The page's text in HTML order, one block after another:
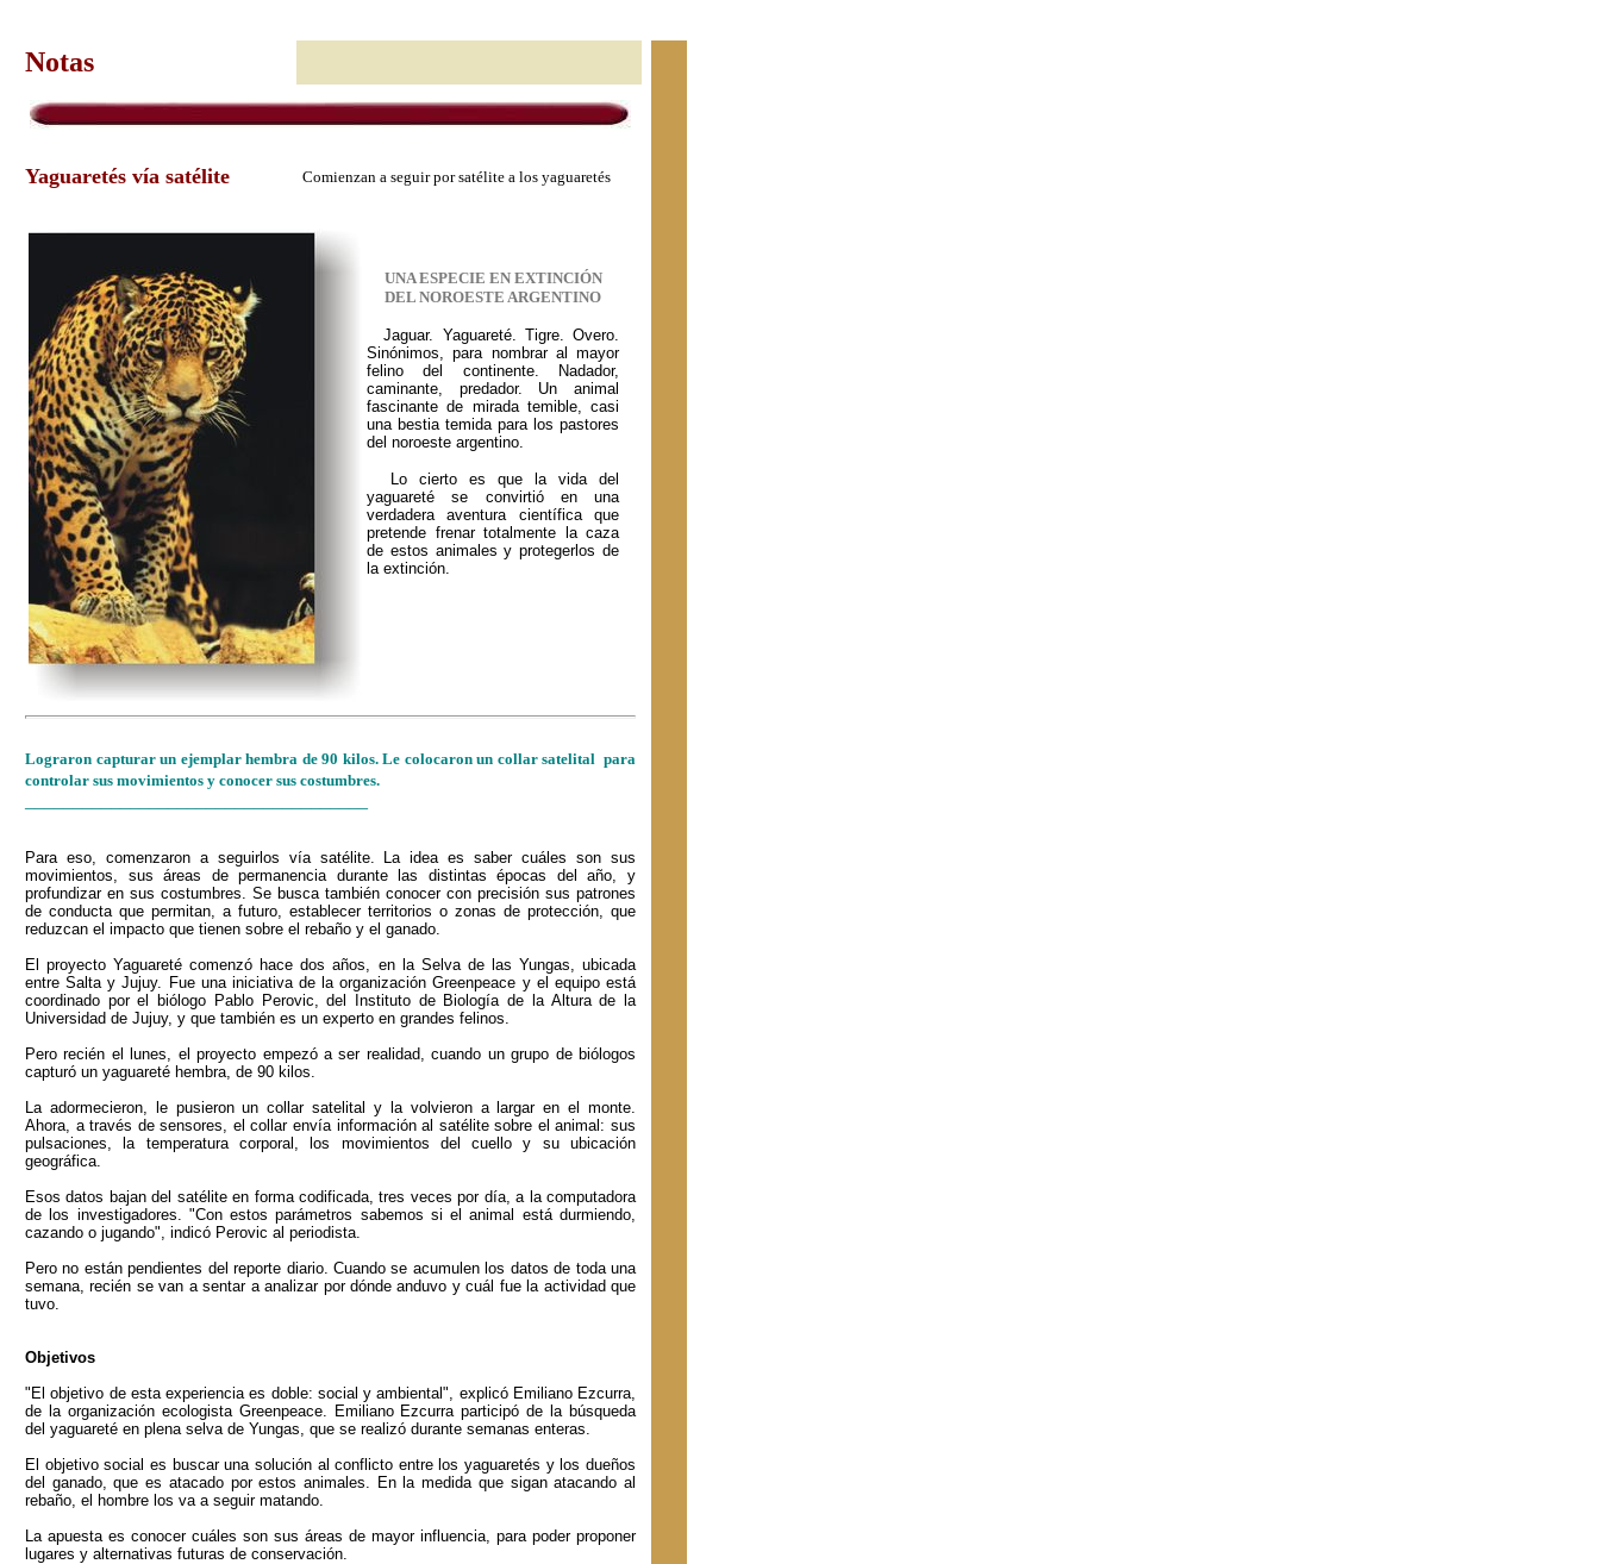
Notas
Yaguaretés vía satélite Comienzan a seguir por satélite a los yaguaretés
UNA ESPECIE EN EXTINCIÓN
DEL NOROESTE ARGENTINO
Jaguar. Yaguareté. Tigre. Overo.
Sinónimos, para nombrar al mayor
felino del continente. Nadador,
caminante, predador. Un animal
fascinante de mirada temible, casi
una bestia temida para los pastores
del noroeste argentino.
Lo cierto es que la vida del
yaguareté se convirtió en una
verdadera aventura científica que
pretende frenar totalmente la caza
de estos animales y protegerlos de
la extinción.
Lograron capturar un ejemplar hembra de 90 kilos. Le colocaron un collar satelital para
controlar sus movimientos y conocer sus costumbres.
Para eso, comenzaron a seguirlos vía satélite. La idea es saber cuáles son sus
movimientos, sus áreas de permanencia durante las distintas épocas del año, y
profundizar en sus costumbres. Se busca también conocer con precisión sus patrones
de conducta que permitan, a futuro, establecer territorios o zonas de protección, que
reduzcan el impacto que tienen sobre el rebaño y el ganado.
El proyecto Yaguareté comenzó hace dos años, en la Selva de las Yungas, ubicada
entre Salta y Jujuy. Fue una iniciativa de la organización Greenpeace y el equipo está
coordinado por el biólogo Pablo Perovic, del Instituto de Biología de la Altura de la
Universidad de Jujuy, y que también es un experto en grandes felinos.
Pero recién el lunes, el proyecto empezó a ser realidad, cuando un grupo de biólogos
capturó un yaguareté hembra, de 90 kilos.
La adormecieron, le pusieron un collar satelital y la volvieron a largar en el monte.
Ahora, a través de sensores, el collar envía información al satélite sobre el animal: sus
pulsaciones, la temperatura corporal, los movimientos del cuello y su ubicación
geográfica.
Esos datos bajan del satélite en forma codificada, tres veces por día, a la computadora
de los investigadores. "Con estos parámetros sabemos si el animal está durmiendo,
cazando o jugando", indicó Perovic al periodista.
Pero no están pendientes del reporte diario. Cuando se acumulen los datos de toda una
semana, recién se van a sentar a analizar por dónde anduvo y cuál fue la actividad que
tuvo.
Objetivos
"El objetivo de esta experiencia es doble: social y ambiental", explicó Emiliano Ezcurra,
de la organización ecologista Greenpeace. Emiliano Ezcurra participó de la búsqueda
del yaguareté en plena selva de Yungas, que se realizó durante semanas enteras.
El objetivo social es buscar una solución al conflicto entre los yaguaretés y los dueños
del ganado, que es atacado por estos animales. En la medida que sigan atacando al
rebaño, el hombre los va a seguir matando.
La apuesta es conocer cuáles son sus áreas de mayor influencia, para poder proponer
lugares y alternativas futuras de conservación.